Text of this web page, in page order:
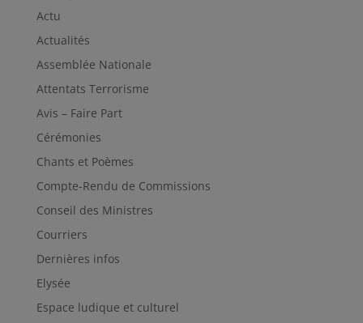
Actu
Actualités
Assemblée Nationale
Attentats Terrorisme
Avis – Faire Part
Cérémonies
Chants et Poèmes
Compte-Rendu de Commissions
Conseil des Ministres
Courriers
Dernières infos
Elysée
Espace ludique et culturel